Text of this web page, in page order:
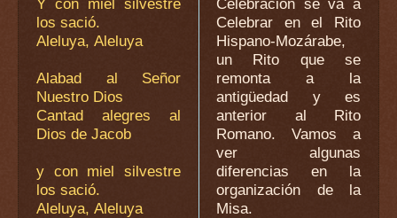
los sació.
Aleluya, Aleluya
Alabad al Señor
Nuestro Dios
Cantad alegres al
Dios de Jacob
y con miel silvestre
los sació.
Aleluya, Aleluya
Celebrar en el Rito
Hispano-Mozárabe,
un Rito que se
remonta a la
antigüedad y es
anterior al Rito
Romano. Vamos a
ver algunas
diferencias en la
organización de la
Misa.